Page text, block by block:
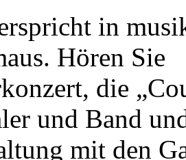
in
Hören Sie
die
und Band
mit den